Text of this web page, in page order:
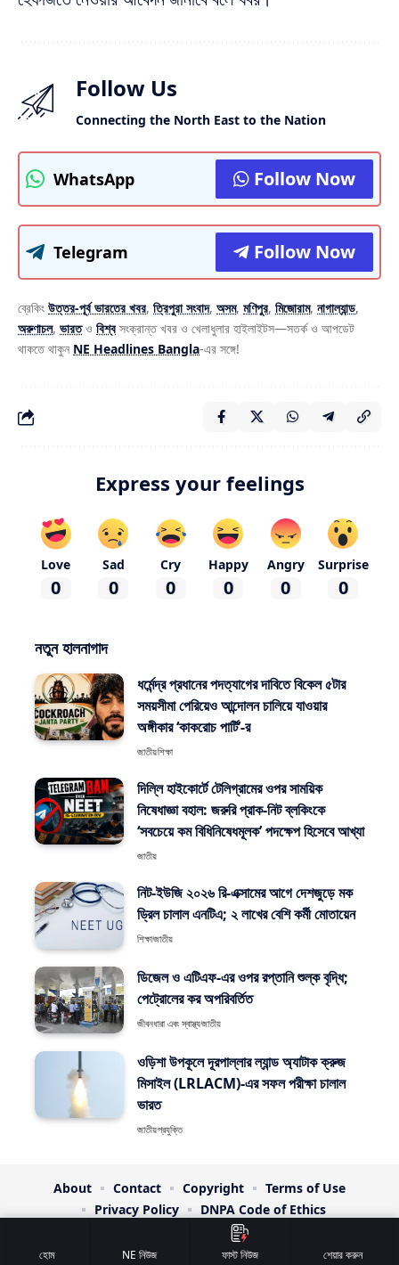
Follow Us
Connecting the North East to the Nation
WhatsApp Follow Now
Telegram Follow Now
ব্রেকিং উত্তর-পূর্ব ভারতের খবর, ত্রিপুরা সংবাদ, অসম, মণিপুর, মিজোরাম, নাগাল্যান্ড,
অরুণাচল, ভারতও বিশ্বসংক্রান্ত খবর ও খেলাধুলার হাইলাইটস—সতর্ক ও আপডেট
থাকতে থাকুন NE Headlines Bangla-এর সঙ্গে!
Express your feelings
Love
0
Sad
0
Cry
0
Happy
0
Angry
0
Surprise
0
নতুন হালনাগাদ
ধর্মেন্দ্র প্রধানের পদত্যাগের দাবিতে বিকেল ৫টার
সময়সীমা পেরিয়েও আন্দোলন চালিয়ে যাওয়ার
অঙ্গীকার ‘কাকরোচ পার্টি’-র
জাতীয়শিক্ষা
দিল্লি হাইকোর্টে টেলিগ্রামের ওপর সাময়িক
নিষেধাজ্ঞা বহাল: জরুরি প্রাক-নিট ব্লকিংকে
‘সবচেয়ে কম বিধিনিষেধমূলক’ পদক্ষেপ হিসেবে আখ্যা
জাতীয়
নিট-ইউজি ২০২৬ রি-এক্সামের আগে দেশজুড়ে মক
ড্রিল চালাল এনটিএ; ২ লাখের বেশি কর্মী মোতায়েন
শিক্ষাজাতীয়
ডিজেল ও এটিএফ-এর ওপর রপ্তানি শুল্ক বৃদ্ধি;
পেট্রোলের কর অপরিবর্তিত
জীবনধারা এবং স্বাস্থ্যজাতীয়
ওড়িশা উপকূলে দূরপাল্লার ল্যান্ড অ্যাটাক ক্রুজ
মিসাইল (LRLACM)-এর সফল পরীক্ষা চালাল
ভারত
জাতীয়প্রযুক্তি
© NE Headlines. All Rights Reserved. | Designed By:
About Contact Copyright
Terms of Use
Privacy Policy
DNPA Code of Ethics
হোম NE নিউজ ফাস্ট নিউজ শেয়ার করুন